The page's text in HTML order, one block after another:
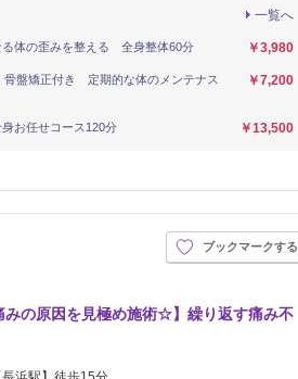
一覧へ
る体の歪みを整える 全身整体60分 ￥3,980
骨盤矯正付き 定期的な体のメンテナス
￥7,200
身お任せコース120分 ￥13,500
ブックマークする
みの原因を見極め施術☆】繰り返す痛み不